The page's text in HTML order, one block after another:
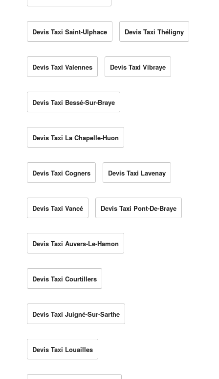
Devis Taxi Saint-Ulphace Devis Taxi Théligny
Devis Taxi Valennes Devis Taxi Vibraye
Devis Taxi Bessé-Sur-Braye
Devis Taxi La Chapelle-Huon
Devis Taxi Cogners Devis Taxi Lavenay
Devis Taxi Vancé Devis Taxi Pont-De-Braye
Devis Taxi Auvers-Le-Hamon
Devis Taxi Courtillers
Devis Taxi Juigné-Sur-Sarthe
Devis Taxi Louailles